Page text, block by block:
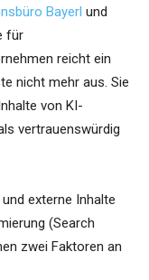
Bayerl und
für
reicht ein
nicht mehr aus. Sie
von KI-
vertrauenswürdig
externe Inhalte
(Search
zwei Faktoren an